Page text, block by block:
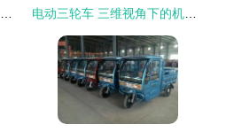
福润德时尚新款休闲电动三轮车 厂家直销，低价批发优选 电动三轮车 三维视角下的机械交通革新